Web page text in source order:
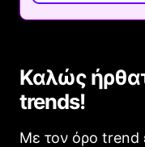
Καλώς
trends!
Με τον όρο trend